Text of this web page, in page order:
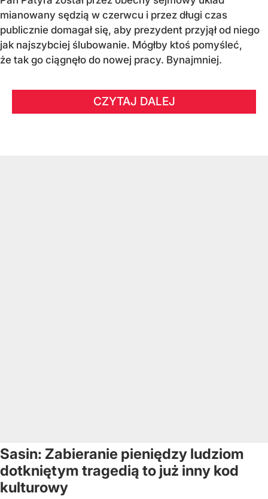
mianowany sędzią w czerwcu i przez długi czas
publicznie domagał się, aby prezydent przyjął od niego
jak najszybciej ślubowanie. Mógłby ktoś pomyśleć,
że tak go ciągnęło do nowej pracy. Bynajmniej.
CZYTAJ DALEJ
Sasin: Zabieranie pieniędzy ludziom
dotkniętym tragedią to już inny kod
kulturowy